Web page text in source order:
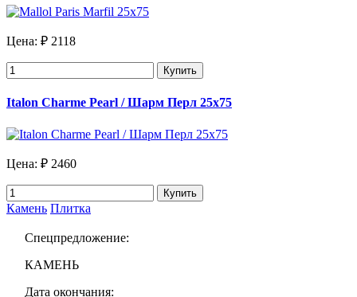
Цена: ₽ 2118
Купить
Italon Charme Pearl / Шарм Перл 25х75
Цена: ₽ 2460
Купить
Камень Плитка
Спецпредложение:
КАМЕНЬ
Дата окончания: